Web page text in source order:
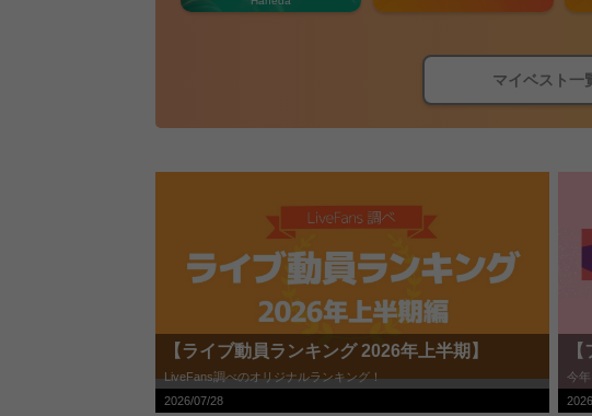
マイベスト一
【ライブ動員ランキング 2026年上半期】
LiveFans調べのオリジナルランキング！
2026/07/28
今